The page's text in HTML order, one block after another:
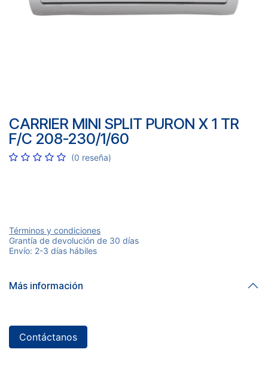
CARRIER MINI SPLIT PURON X 1 TR
F/C 208-230/1/60
(0 reseña)
Términos y condiciones
Grantía de devolución de 30 días
Envío: 2-3 días hábiles
Más información
Contáctanos